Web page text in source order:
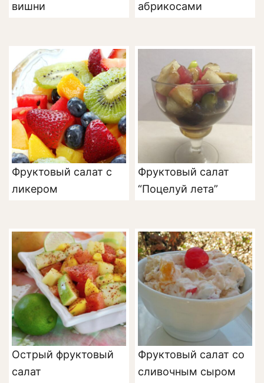
вишни
абрикосами
Фруктовый салат с
ликером
Фруктовый салат
“Поцелуй лета”
Острый фруктовый
салат
Фруктовый салат со
сливочным сыром